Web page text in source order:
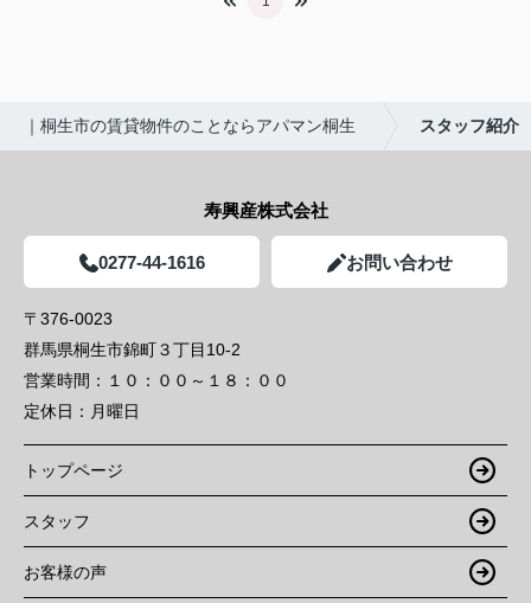
｜桐生市の賃貸物件のことならアパマン桐生 スタッフ紹介
寿興産株式会社
0277-44-1616 お問い合わせ
〒376-0023
群馬県桐生市錦町３丁目10-2
営業時間：
１０：００～１８：００
定休日： 月曜日
トップページ
スタッフ
お客様の声